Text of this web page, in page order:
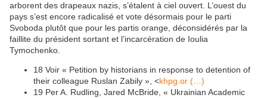
arborent des drapeaux nazis, s’étalent à ciel ouvert. L’ouest du
pays s’est encore radicalisé et vote désormais pour le parti
Svoboda plutôt que pour les partis orange, déconsidérés par la
faillite du président sortant et l’incarcération de Ioulia
Tymochenko.
18 Voir « Petition by historians in response to detention of
their colleague Ruslan Zabily », <khpg.or (…)
19 Per A. Rudling, Jared McBride, « Ukrainian Academic